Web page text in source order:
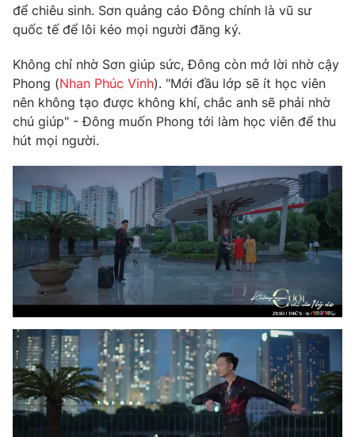
Cơ quan chủ quản:
Đài Truyền hình Việt Nam
Giấy phép hoạt động báo in và báo điện tử số 483/GP-BTTTT
cấp ngày 29/12/2023
Tổng Biên tập:Vũ Thanh Thủy
Phó Tổng Biên tập: Nguyễn Thị Mỹ Hạnh, Phạm Quốc Thắng,
Nguyễn Trọng Ninh
Tổng đài VTV:024.38 355 931 - 024.38 355 932
Ðiện thoại Thời báo VTV:024.66 897 897
Email:toasoan@vtv.vn
Liên hệ quảng cáo:024-7300.7108
để chiêu sinh. Sơn quảng cáo Đông chính là vũ sư
quốc tế để lôi kéo mọi người đăng ký.
Không chỉ nhờ Sơn giúp sức, Đông còn mở lời nhờ cậy
Phong (Nhan Phúc Vinh). "Mới đầu lớp sẽ ít học viên
nên không tạo được không khí, chắc anh sẽ phải nhờ
chú giúp" - Đông muốn Phong tới làm học viên để thu
hút mọi người.